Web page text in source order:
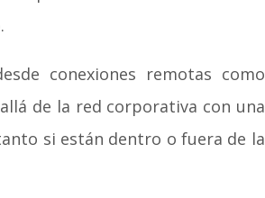
conexiones remotas como
de la red corporativa con una
si están dentro o fuera de la